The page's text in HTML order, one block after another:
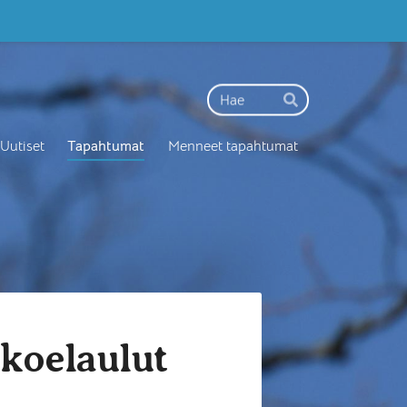
Haku
Hae
Uutiset Tapahtumat Menneet tapahtumat